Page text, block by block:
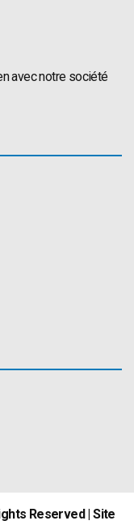
avec notre société
Reserved | Site